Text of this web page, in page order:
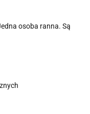
osoba ranna. Są